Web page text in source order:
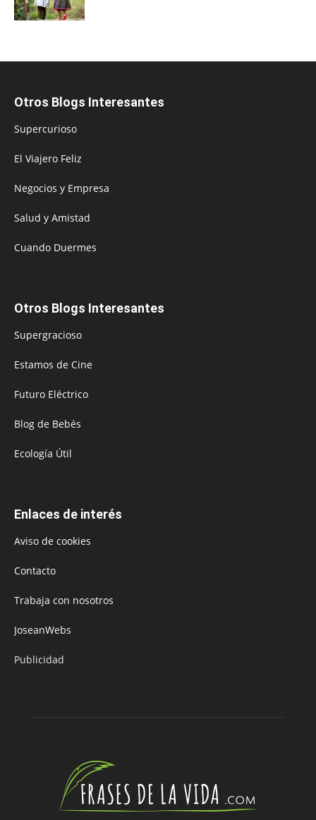
Otros Blogs Interesantes
Supercurioso
El Viajero Feliz
Negocios y Empresa
Salud y Amistad
Cuando Duermes
Otros Blogs Interesantes
Supergracioso
Estamos de Cine
Futuro Eléctrico
Blog de Bebés
Ecología Útil
Enlaces de interés
Aviso de cookies
Contacto
Trabaja con nosotros
JoseanWebs
Publicidad